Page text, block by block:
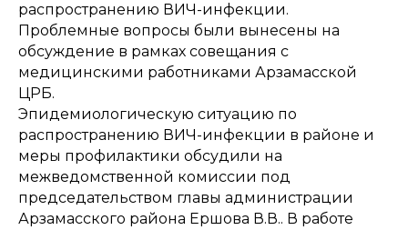
распространению ВИЧ-инфекции.
Проблемные вопросы были вынесены на
обсуждение в рамках совещания с
медицинскими работниками Арзамасской
ЦРБ.
Эпидемиологическую ситуацию по
распространению ВИЧ-инфекции в районе и
меры профилактики обсудили на
межведомственной комиссии под
председательством главы администрации
Арзамасского района Ершова В.В.. В работе